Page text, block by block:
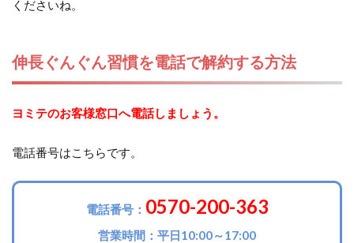
くださいね。
伸長ぐんぐん習慣を電話で解約する方法
ヨミテのお客様窓口へ電話しましょう。
電話番号はこちらです。
電話番号： 0570-200-363
営業時間：平日10:00～17:00